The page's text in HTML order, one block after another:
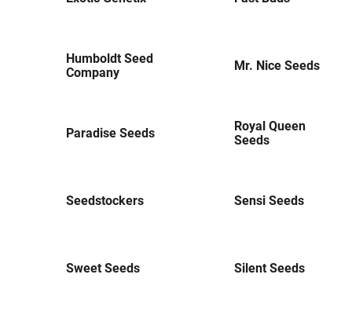
Humboldt Seed
Company
Mr. Nice Seeds
Paradise Seeds
Royal Queen
Seeds
Seedstockers Sensi Seeds
Sweet Seeds Silent Seeds